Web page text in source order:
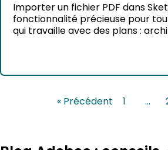
Importer un fichier PDF dans
fonctionnalité précieuse pour
qui travaille avec des plans :
d’intérieur, artisan ou encore
quelques clics, vous pouvez
guide pas à pas pour maîtriser
« Précédent
1 …